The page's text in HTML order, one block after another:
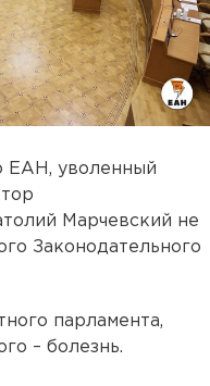
ЕАН, уволенный
Марчевский не
Законодательного
парламента,
– болезнь.